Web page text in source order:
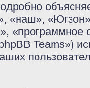
«наш»,
«программное
Teams»)